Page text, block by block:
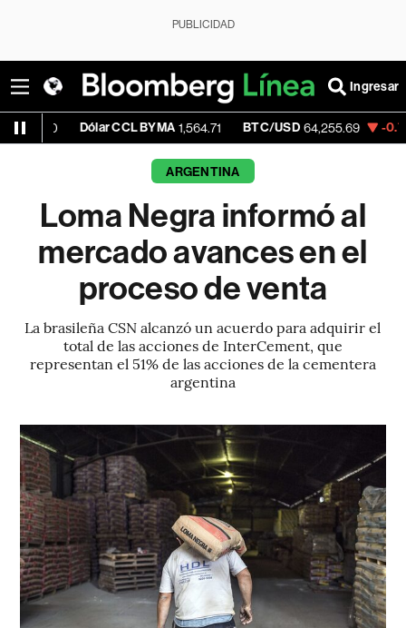
PUBLICIDAD
Ingresar
Dólar CCL BYMA 1,564.71 BTC/USD 64,255.69 -0.71%
ARGENTINA
Loma Negra informó al
mercado avances en el
proceso de venta
La brasileña CSN alcanzó un acuerdo para adquirir el
total de las acciones de InterCement, que
representan el 51% de las acciones de la cementera
argentina